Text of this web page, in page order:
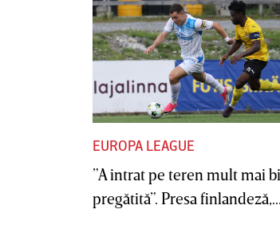
EUROPA LEAGUE
”A intrat pe teren mult mai
pregătită”. Presa